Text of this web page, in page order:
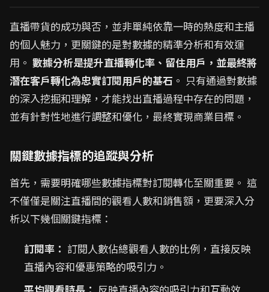
直播帶貨的成功與否，並非單純依靠一時的熱度和主播
的個人魅力，更關鍵的是對數據的精準分析和有效運
用。 數據分析是提升直播轉化率、留住用戶，並最終將
潛在客戶轉化為忠實訂閱用戶的基石 。 只有通過對數據
的深入挖掘和理解，才能找出直播過程中存在的問題，
並有針對性地進行調整和優化，最終實現商業目標。
關鍵數據指標的追蹤與分析
首先，需要明確哪些數據指標對訂閱轉化至關重要。 這
不僅僅是關注直播間的觀看人數和銷售額，更要深入分
析以下幾個關鍵指標：
訂閱率： 訂閱人數佔總觀看人數的比例，直接反映
直播內容和優惠策略的吸引力。